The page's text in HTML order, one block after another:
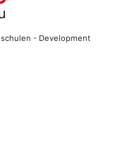
- Development